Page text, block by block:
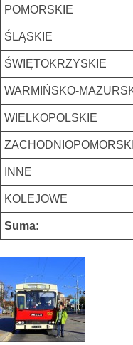
POMORSKIE
ŚLĄSKIE
ŚWIĘTOKRZYSKIE
WARMIŃSKO-
WIELKOPOLSKIE
INNE
KOLEJOWE
Suma: